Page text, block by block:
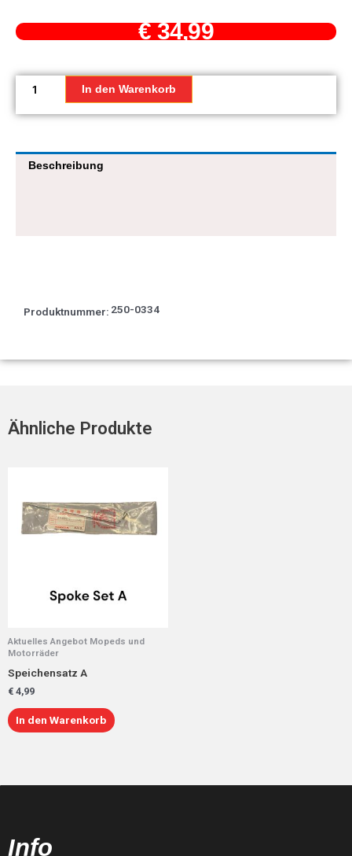
€34,99
Nadel,
Satz
Menge
In den Warenkorb
Beschreibung
Produktnummer: 250-0334
Ähnliche Produkte
Aktuelles Angebot Mopeds und
Motorräder
Speichensatz A
€ 4,99
In den Warenkorb
Info